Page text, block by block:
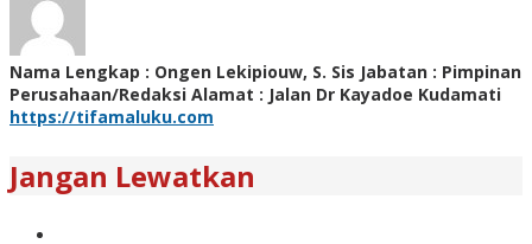
Nama Lengkap : Ongen Lekipiouw, S. Sis Jabatan : Pimpinan
Perusahaan/Redaksi Alamat : Jalan Dr Kayadoe Kudamati
https://tifamaluku.com
Jangan Lewatkan